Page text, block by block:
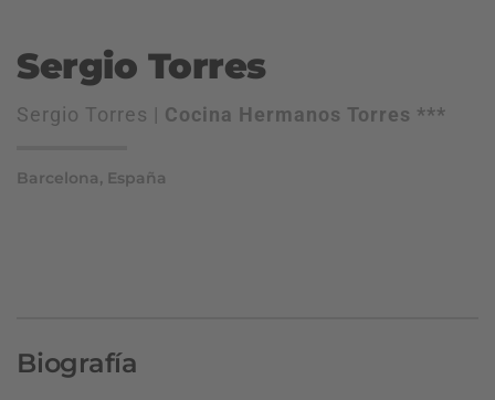
Sergio Torres
Sergio Torres | Cocina Hermanos Torres ***
Barcelona, España
Biografía